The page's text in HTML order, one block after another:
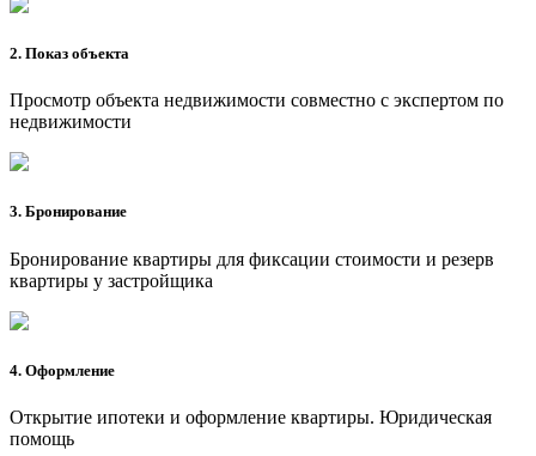
2. Показ объекта
Просмотр объекта недвижимости совместно с экспертом по
недвижимости
3. Бронирование
Бронирование квартиры для фиксации стоимости и резерв
квартиры у застройщика
4. Оформление
Открытие ипотеки и оформление квартиры. Юридическая
помощь